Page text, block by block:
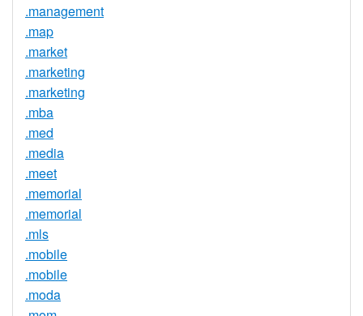
.management
.map
.market
.marketing
.marketing
.mba
.med
.media
.meet
.memorial
.memorial
.mls
.mobile
.mobile
.moda